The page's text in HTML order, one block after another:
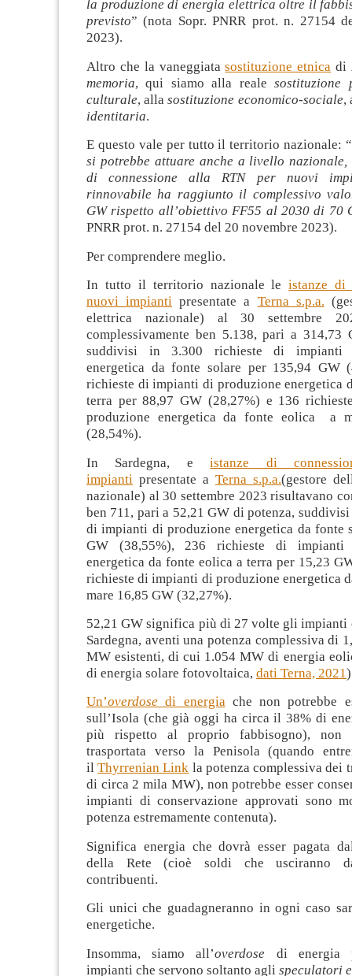
la produzione di energia elettrica oltre il
previsto” (nota Sopr. PNRR prot. n. 27154
2023).
Altro che la vaneggiatasostituzione etnica di
memoria, qui siamo alla realesostituzione
culturale, allasostituzione economico-sociale,
identitaria.
E questo vale per tutto il territorio nazionale: “
si potrebbe attuare anche a livello
di connessione alla RTN per nuovi
rinnovabile ha raggiunto il complessivo
GW rispetto all’obiettivo FF55 al 2030 di 70
PNRR prot. n. 27154 del 20 novembre 2023).
Per comprendere meglio.
In tutto il territorio nazionale leistanze di
nuovi impianti presentate a Terna s.p.a.
elettrica nazionale) al 30 settembre
complessivamente ben 5.138, pari a 314,73
suddivisi in 3.300 richieste di impianti
energetica da fonte solare per 135,94 GW
richieste di impianti di produzione energetica
terra per 88,97 GW (28,27%) e 136
produzione energetica da fonte eolica a
(28,54%).
In Sardegna, eistanze di
impianti presentate a Terna s.p.a.(gestore
nazionale) al 30 settembre 2023 risultavano
ben 711, pari a 52,21 GW di potenza,
di impianti di produzione energetica da fonte
GW (38,55%), 236 richieste di impianti
energetica da fonte eolica a terra per 15,23
richieste di impianti di produzione energetica
mare 16,85 GW (32,27%).
52,21 GW significa più di 27 volte gli impianti
Sardegna, aventi una potenza complessiva di
MW esistenti, di cui 1.054 MW di energia
di energia solare fotovoltaica, dati Terna, 2021
Un’overdose di energiache non potrebbe
sull’Isola (che già oggi ha circa il 38% di
più rispetto al proprio fabbisogno), non
trasportata verso la Penisola (quando
ilThyrrenian Link la potenza complessiva dei
di circa 2 mila MW), non potrebbe esser
impianti di conservazione approvati sono
potenza estremamente contenuta).
Significa energia che dovrà esser pagata
della Rete (cioè soldi che usciranno
contribuenti.
Gli unici che guadagneranno in ogni caso
energetiche.
Insomma, siamo all’overdose di energia
impianti che servono soltanto agli speculatori